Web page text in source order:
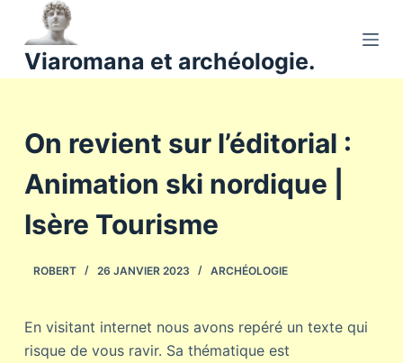
a
o
n
u
Viaromana et archéologie.
On revient sur l’éditorial :
Animation ski nordique |
Isère Tourisme
ROBERT 26 JANVIER 2023 ARCHÉOLOGIE
En visitant internet nous avons repéré un texte qui
risque de vous ravir. Sa thématique est